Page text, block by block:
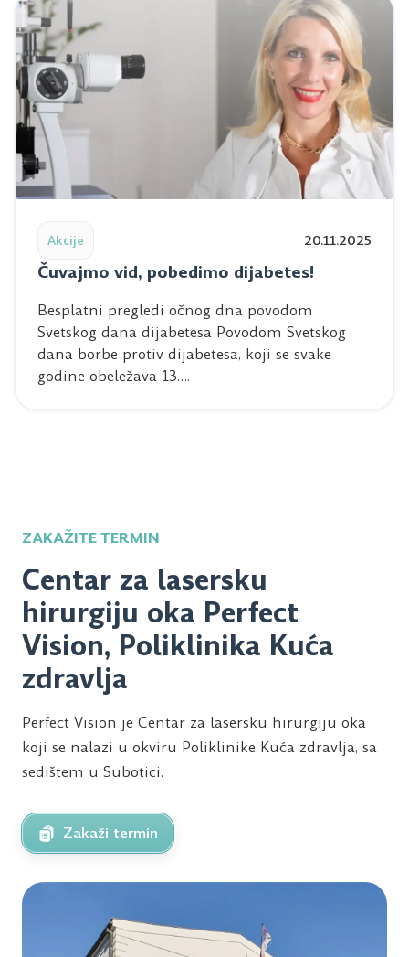
Akcije 20.11.2025
Čuvajmo vid, pobedimo dijabetes!
Besplatni pregledi očnog dna povodom
Svetskog dana dijabetesa Povodom Svetskog
dana borbe protiv dijabetesa, koji se svake
godine obeležava 13….
ZAKAŽITE TERMIN
Centar za lasersku
hirurgiju oka Perfect
Vision, Poliklinika Kuća
zdravlja
Perfect Vision je Centar za lasersku hirurgiju oka
koji se nalazi u okviru Poliklinike Kuća zdravlja, sa
sedištem u Subotici.
Zakaži termin